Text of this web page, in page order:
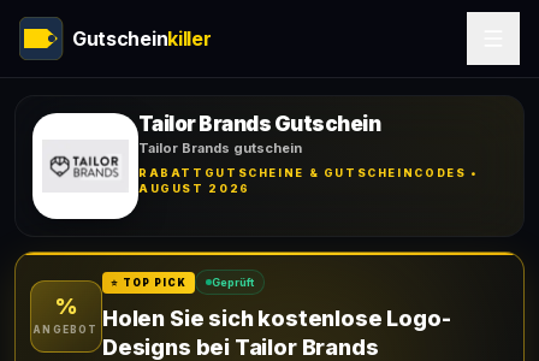
Gutscheinkiller
Tailor Brands Gutschein
Tailor Brands gutschein
RABATTGUTSCHEINE & GUTSCHEINCODES •
AUGUST 2026
%
ANGEBOT
⭐ TOP PICK Geprüft
Holen Sie sich kostenlose Logo-
Designs bei Tailor Brands